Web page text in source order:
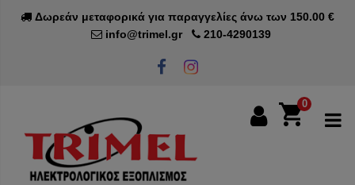
Δωρεάν μεταφορικά για παραγγελίες άνω των 150.00 €
info@trimel.gr
210-4290139
0